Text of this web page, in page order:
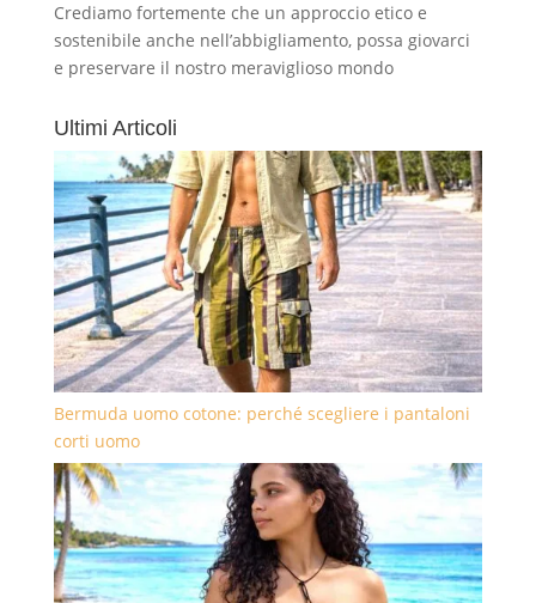
Crediamo fortemente che un approccio etico e
sostenibile anche nell’abbigliamento, possa giovarci
e preservare il nostro meraviglioso mondo
Ultimi Articoli
Bermuda uomo cotone: perché scegliere i pantaloni
corti uomo